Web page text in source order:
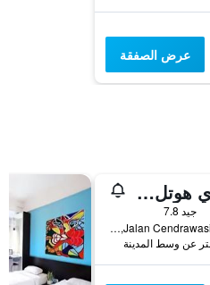
عرض الصفقة
ستوري هوتل أمبون
جيد 7.8
Jalan Cendrawasih No 20, امبون, إندونيسيا